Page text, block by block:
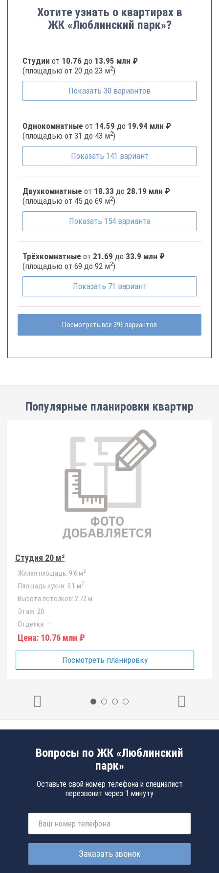
Хотите узнать о квартирах в
ЖК «Люблинский парк»?
Студии от 10.76 до 13.95 млн ₽
(площадью от 20 до 23 м2)
Показать 30 вариантов
Однокомнатные от 14.59 до 19.94 млн ₽
(площадью от 31 до 43 м2)
Показать 141 вариант
Двухкомнатные от 18.33 до 28.19 млн ₽
(площадью от 45 до 69 м2)
Показать 154 варианта
Трёхкомнатные от 21.69 до 33.9 млн ₽
(площадью от 69 до 92 м2)
Показать 71 вариант
Посмотреть все 396 вариантов
Популярные планировки квартир
Студия 20 м²
Жилая площадь: 9.6 м2
Площадь кухни: 5.1 м2
Высота потолков: 2.72 м
Этаж: 20
Отделка: —
Цена: 10.76 млн ₽
Посмотреть планировку
Вопросы по ЖК «Люблинский
парк»
Оставьте свой номер телефона и специалист
перезвонит через 1 минуту
Заказать звонок